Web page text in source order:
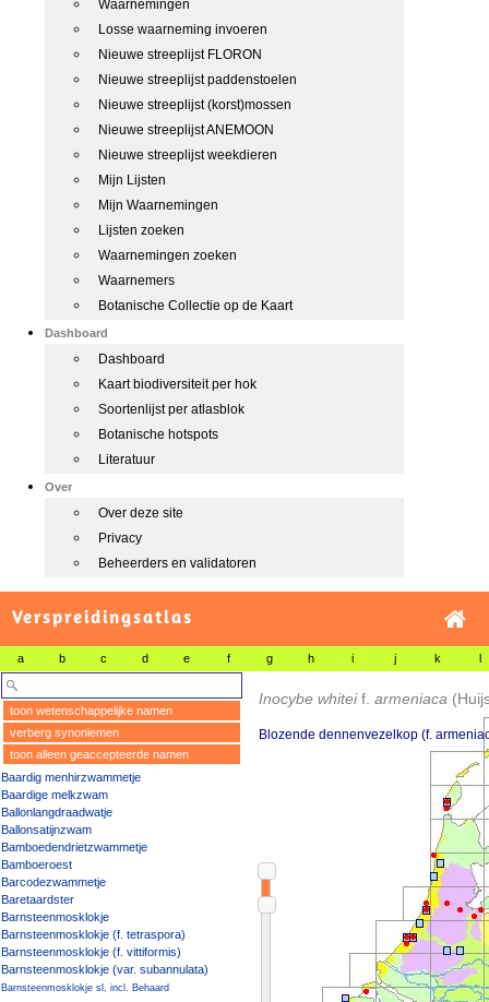
Waarnemingen
Losse waarneming invoeren
Nieuwe streeplijst FLORON
Nieuwe streeplijst paddenstoelen
Nieuwe streeplijst (korst)mossen
Nieuwe streeplijst ANEMOON
Nieuwe streeplijst weekdieren
Mijn Lijsten
Mijn Waarnemingen
Lijsten zoeken
Waarnemingen zoeken
Waarnemers
Botanische Collectie op de Kaart
Dashboard
Dashboard
Kaart biodiversiteit per hok
Soortenlijst per atlasblok
Botanische hotspots
Literatuur
Over
Over deze site
Privacy
Beheerders en validatoren
Verspreidingsatlas
a b c d e f g h i j k l
toon wetenschappelijke namen
verberg synoniemen
toon alleen geaccepteerde namen
Baardig menhirzwammetje
Baardige melkzwam
Ballonlangdraadwatje
Ballonsatijnzwam
Bamboedendrietzwammetje
Bamboeroest
Barcodezwammetje
Baretaardster
Barnsteenmosklokje
Barnsteenmosklokje (f. tetraspora)
Barnsteenmosklokje (f. vittiformis)
Barnsteenmosklokje (var. subannulata)
Barnsteenmosklokje sl, incl. Behaard
Inocybe whiteif. armeniaca
Blozende dennenvezelkop (f.